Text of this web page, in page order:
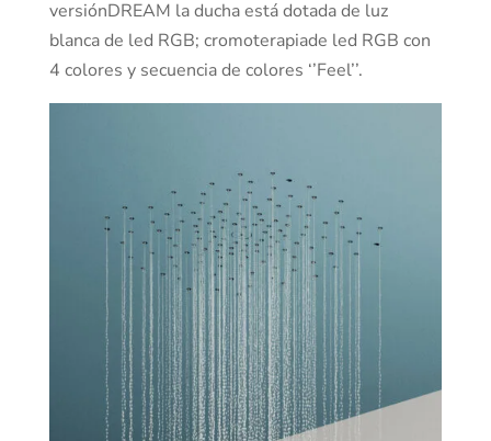
versiónDREAM la ducha está dotada de luz
blanca de led RGB; cromoterapiade led RGB con
4 colores y secuencia de colores ‘’Feel’’.